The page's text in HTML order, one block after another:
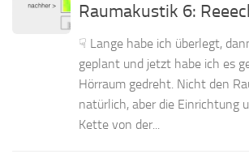
Raumakustik 6:
☟ Lange habe ich überlegt,
geplant und jetzt habe ich es
Hörraum gedreht. Nicht den
natürlich, aber die Einrichtung
Kette von der...